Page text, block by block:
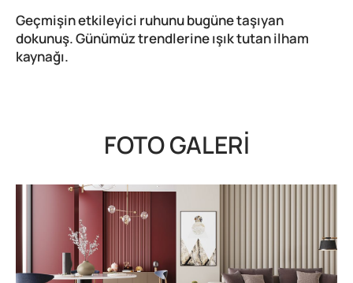
Geçmişin etkileyici ruhunu bugüne taşıyan
dokunuş. Günümüz trendlerine ışık tutan ilham
kaynağı.
FOTO GALERİ